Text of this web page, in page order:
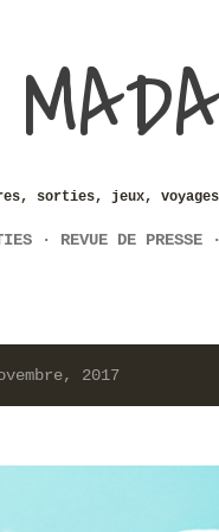
sorties, jeux,
REVUE DE PRESSE
2017